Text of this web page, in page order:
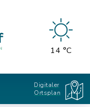
14 °C
Digitaler
Ortsplan